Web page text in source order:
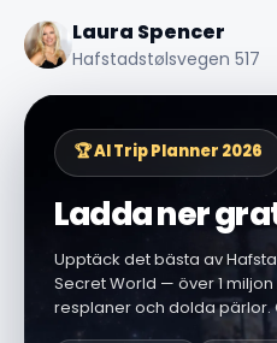
Laura Spencer
Hafstadstølsvegen 517
🏆 AI Trip Planner 2026
Ladda ner
Upptäck det bästa av
Secret World — över 1
resplaner och dolda pärlor.